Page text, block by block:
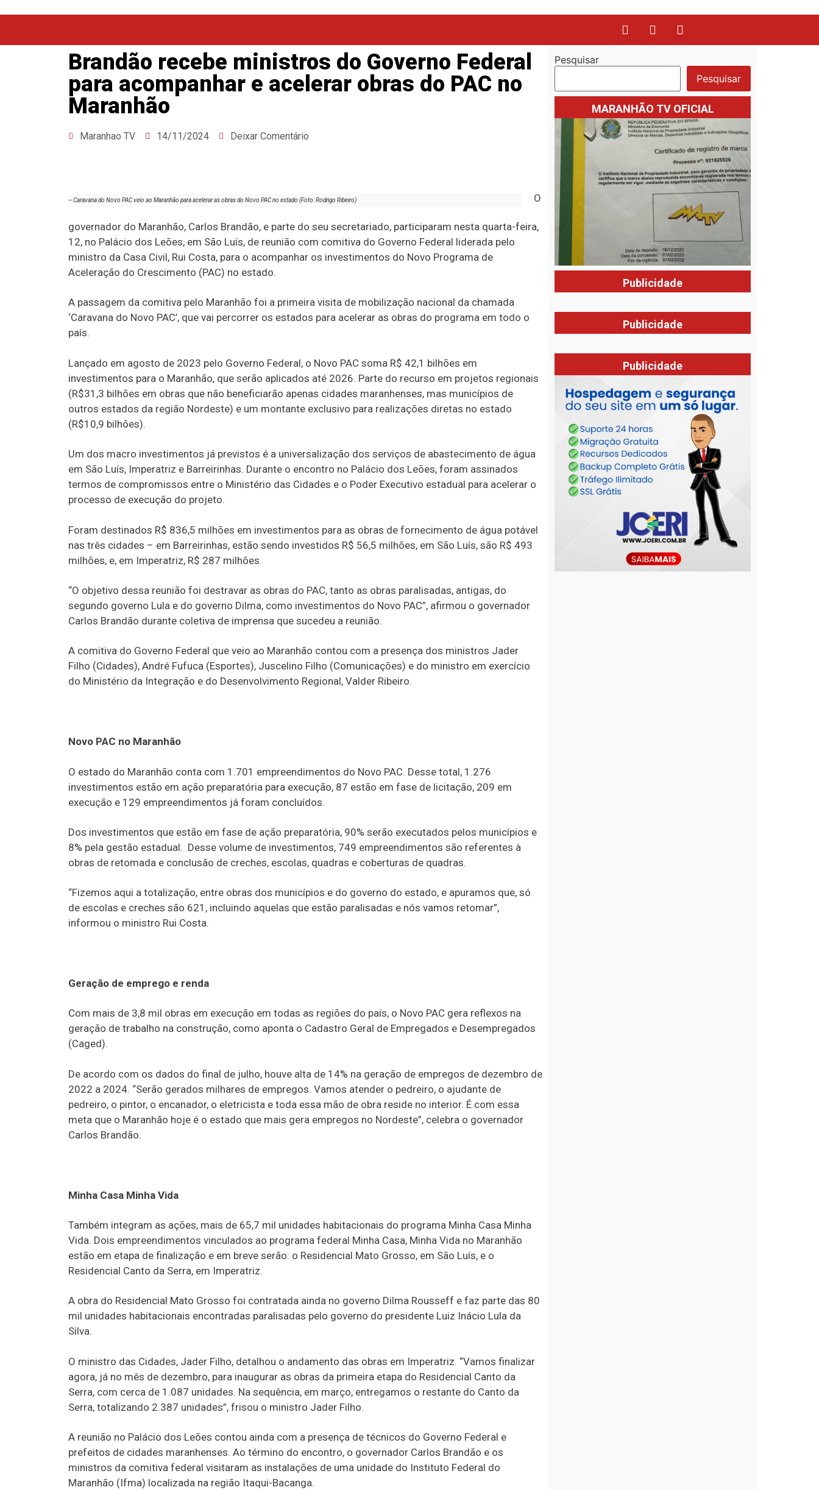
Brandão recebe ministros do Governo Federal
para acompanhar e acelerar obras do PAC no
Maranhão
Maranhao TV 14/11/2024 Deixar Comentário
– Caravana do Novo PAC veio ao Maranhão para acelerar as obras do Novo PAC no estado (Foto: Rodrigo Ribeiro) O
governador do Maranhão, Carlos Brandão, e parte do seu secretariado, participaram nesta quarta-feira,
12, no Palácio dos Leões, em São Luís, de reunião com comitiva do Governo Federal liderada pelo
ministro da Casa Civil, Rui Costa, para o acompanhar os investimentos do Novo Programa de
Aceleração do Crescimento (PAC) no estado.
A passagem da comitiva pelo Maranhão foi a primeira visita de mobilização nacional da chamada
‘Caravana do Novo PAC’, que vai percorrer os estados para acelerar as obras do programa em todo o
país.
Lançado em agosto de 2023 pelo Governo Federal, o Novo PAC soma R$ 42,1 bilhões em
investimentos para o Maranhão, que serão aplicados até 2026. Parte do recurso em projetos regionais
(R$31,3 bilhões em obras que não beneficiarão apenas cidades maranhenses, mas municípios de
outros estados da região Nordeste) e um montante exclusivo para realizações diretas no estado
(R$10,9 bilhões).
Um dos macro investimentos já previstos é a universalização dos serviços de abastecimento de água
em São Luís, Imperatriz e Barreirinhas. Durante o encontro no Palácio dos Leões, foram assinados
termos de compromissos entre o Ministério das Cidades e o Poder Executivo estadual para acelerar o
processo de execução do projeto.
Foram destinados R$ 836,5 milhões em investimentos para as obras de fornecimento de água potável
nas três cidades – em Barreirinhas, estão sendo investidos R$ 56,5 milhões, em São Luís, são R$ 493
milhões, e, em Imperatriz, R$ 287 milhões.
“O objetivo dessa reunião foi destravar as obras do PAC, tanto as obras paralisadas, antigas, do
segundo governo Lula e do governo Dilma, como investimentos do Novo PAC”, afirmou o governador
Carlos Brandão durante coletiva de imprensa que sucedeu a reunião.
A comitiva do Governo Federal que veio ao Maranhão contou com a presença dos ministros Jader
Filho (Cidades), André Fufuca (Esportes), Juscelino Filho (Comunicações) e do ministro em exercício
do Ministério da Integração e do Desenvolvimento Regional, Valder Ribeiro.
Novo PAC no Maranhão
O estado do Maranhão conta com 1.701 empreendimentos do Novo PAC. Desse total, 1.276
investimentos estão em ação preparatória para execução, 87 estão em fase de licitação, 209 em
execução e 129 empreendimentos já foram concluídos.
Dos investimentos que estão em fase de ação preparatória, 90% serão executados pelos municípios e
8% pela gestão estadual. Desse volume de investimentos, 749 empreendimentos são referentes à
obras de retomada e conclusão de creches, escolas, quadras e coberturas de quadras.
“Fizemos aqui a totalização, entre obras dos municípios e do governo do estado, e apuramos que, só
de escolas e creches são 621, incluindo aquelas que estão paralisadas e nós vamos retomar”,
informou o ministro Rui Costa.
Geração de emprego e renda
Com mais de 3,8 mil obras em execução em todas as regiões do país, o Novo PAC gera reflexos na
geração de trabalho na construção, como aponta o Cadastro Geral de Empregados e Desempregados
(Caged).
De acordo com os dados do final de julho, houve alta de 14% na geração de empregos de dezembro de
2022 a 2024. “Serão gerados milhares de empregos. Vamos atender o pedreiro, o ajudante de
pedreiro, o pintor, o encanador, o eletricista e toda essa mão de obra reside no interior. É com essa
meta que o Maranhão hoje é o estado que mais gera empregos no Nordeste”, celebra o governador
Carlos Brandão.
Minha Casa Minha Vida
Também integram as ações, mais de 65,7 mil unidades habitacionais do programa Minha Casa Minha
Vida. Dois empreendimentos vinculados ao programa federal Minha Casa, Minha Vida no Maranhão
estão em etapa de finalização e em breve serão: o Residencial Mato Grosso, em São Luís, e o
Residencial Canto da Serra, em Imperatriz.
A obra do Residencial Mato Grosso foi contratada ainda no governo Dilma Rousseff e faz parte das 80
mil unidades habitacionais encontradas paralisadas pelo governo do presidente Luiz Inácio Lula da
Silva.
O ministro das Cidades, Jader Filho, detalhou o andamento das obras em Imperatriz. “Vamos finalizar
agora, já no mês de dezembro, para inaugurar as obras da primeira etapa do Residencial Canto da
Serra, com cerca de 1.087 unidades. Na sequência, em março, entregamos o restante do Canto da
Serra, totalizando 2.387 unidades”, frisou o ministro Jader Filho.
A reunião no Palácio dos Leões contou ainda com a presença de técnicos do Governo Federal e
prefeitos de cidades maranhenses. Ao término do encontro, o governador Carlos Brandão e os
ministros da comitiva federal visitaram as instalações de uma unidade do Instituto Federal do
Maranhão (Ifma) localizada na região Itaqui-Bacanga.
Pesquisar
Pesquisar
MARANHÃO TV OFICIAL
Publicidade
Publicidade
Publicidade